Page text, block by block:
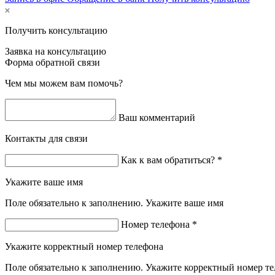
Получить консультацию
Заявка на консультацию
Форма обратной связи
Чем мы можем вам помочь?
Ваш комментарий
Контакты для связи
Как к вам обратиться? *
Укажите ваше имя
Поле обязательно к заполнению. Укажите ваше имя
Номер телефона *
Укажите корректный номер телефона
Поле обязательно к заполнению. Укажите корректный номер